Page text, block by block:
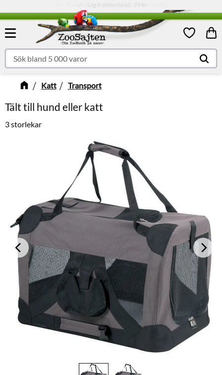
Meny
Favoriter
Katt Transport
Tält till hund eller katt
3 storlekar